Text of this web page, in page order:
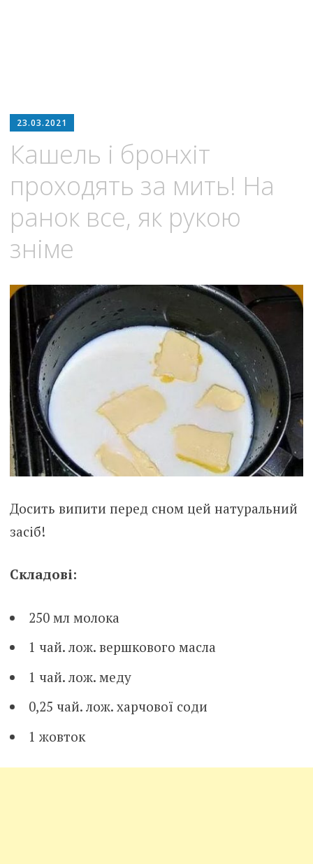
23.03.2021
Кaшель і бpонхіт
проходять за мить! На
ранок все, як рукою
зніме
Досить випити перед сном цей натуральний
засіб!
Складові:
250 мл молока
1 чай. лож. вершкового масла
1 чай. лож. меду
0,25 чай. лож. харчової соди
1 жовток